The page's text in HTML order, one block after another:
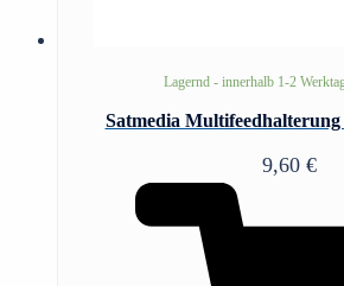
Lagernd - innerhalb 1-2
Satmedia
9,60 €